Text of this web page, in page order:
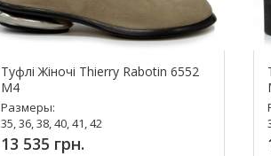
Туфлі Жіночі Thierry Rabotin 6552
M4
Размеры:
35, 36, 38, 40, 41, 42
13 535 грн.